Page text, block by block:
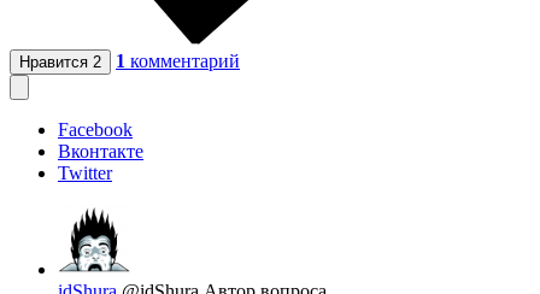
Нравится 2 1 комментарий
Facebook
Вконтакте
Twitter